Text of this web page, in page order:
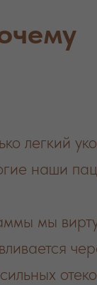
легкий
наши
мы